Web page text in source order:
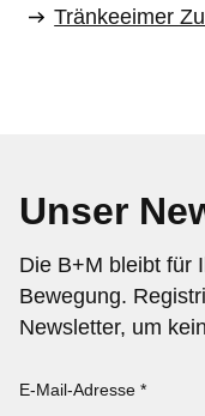
Tränkeeimer
Unser
Die B+M bleibt für
Bewegung.
Newsletter, um
E-Mail-Adresse